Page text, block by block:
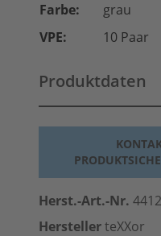
Farbe:
grau
VPE:
10 Paar
Produktdaten
Herst.-Art.-Nr. 4412
HerstellerteXXor